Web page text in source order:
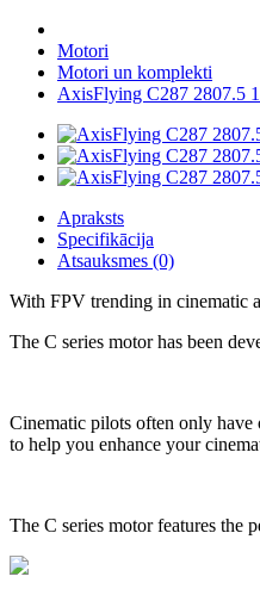
Motori
Motori un komplekti
AxisFlying C287 2807.5
Apraksts
Specifikācija
Atsauksmes (0)
With FPV trending in cinematic
The C series motor has been
Cinematic pilots often only have
to help you enhance your
The C series motor features the